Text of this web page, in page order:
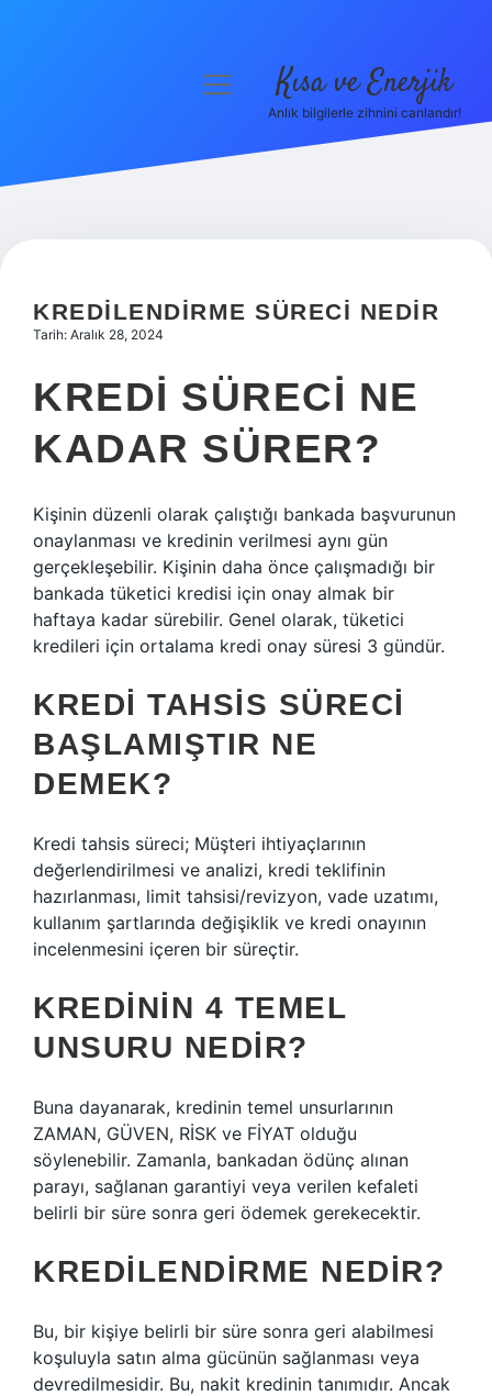
Hakkımızda
menüyü
Kısa ve Enerjik
Anlık bilgilerle zihnini canlandır!
KREDILENDIRME SÜRECI NEDIR
Tarih: Aralık 28, 2024
KREDI SÜRECI NE
KADAR SÜRER?
Kişinin düzenli olarak çalıştığı bankada başvurunun
onaylanması ve kredinin verilmesi aynı gün
gerçekleşebilir. Kişinin daha önce çalışmadığı bir
bankada tüketici kredisi için onay almak bir
haftaya kadar sürebilir. Genel olarak, tüketici
kredileri için ortalama kredi onay süresi 3 gündür.
KREDI TAHSIS SÜRECI
BAŞLAMIŞTIR NE
DEMEK?
Kredi tahsis süreci; Müşteri ihtiyaçlarının
değerlendirilmesi ve analizi, kredi teklifinin
hazırlanması, limit tahsisi/revizyon, vade uzatımı,
kullanım şartlarında değişiklik ve kredi onayının
incelenmesini içeren bir süreçtir.
KREDININ 4 TEMEL
UNSURU NEDIR?
Buna dayanarak, kredinin temel unsurlarının
ZAMAN, GÜVEN, RİSK ve FİYAT olduğu
söylenebilir. Zamanla, bankadan ödünç alınan
parayı, sağlanan garantiyi veya verilen kefaleti
belirli bir süre sonra geri ödemek gerekecektir.
KREDILENDIRME NEDIR?
Bu, bir kişiye belirli bir süre sonra geri alabilmesi
koşuluyla satın alma gücünün sağlanması veya
devredilmesidir. Bu, nakit kredinin tanımıdır. Ancak